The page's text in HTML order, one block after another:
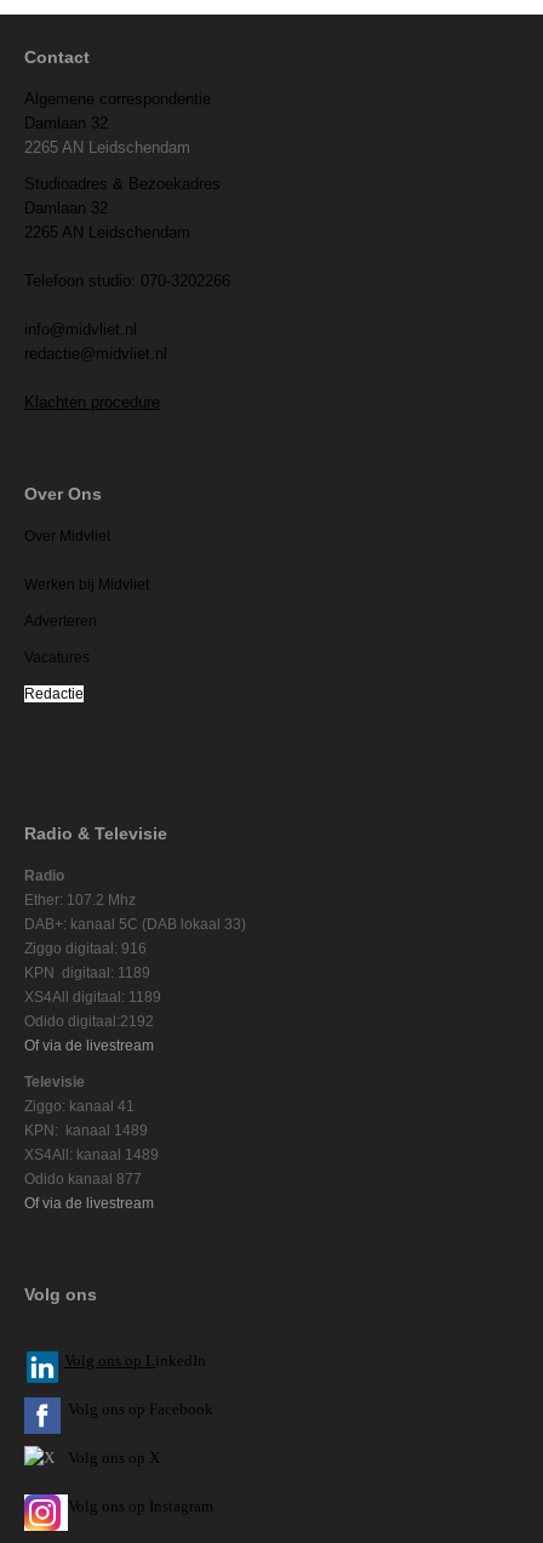
Contact
Algemene correspondentie
Damlaan 32
2265 AN Leidschendam
Studioadres & Bezoekadres
Damlaan 32
2265 AN Leidschendam
Telefoon studio: 070-3202266
info@midvliet.nl
redactie@midvliet.nl
Klachten procedure
Over Ons
Over Midvliet
Werken bij Midvliet
Adverteren
Vacatures
Redactie
Radio & Televisie
Radio
Ether: 107.2 Mhz
DAB+: kanaal 5C (DAB lokaal 33)
Ziggo digitaal: 916
KPN digitaal: 1189
XS4All digitaal: 1189
Odido digitaal:2192
Of via de livestream
Televisie
Ziggo: kanaal 41
KPN: kanaal 1489
XS4All: kanaal 1489
Odido kanaal 877
Of via de livestream
Volg ons
Volg ons op L inkedIn
Volg ons op Facebook
Volg ons op X
Volg ons op Instagram